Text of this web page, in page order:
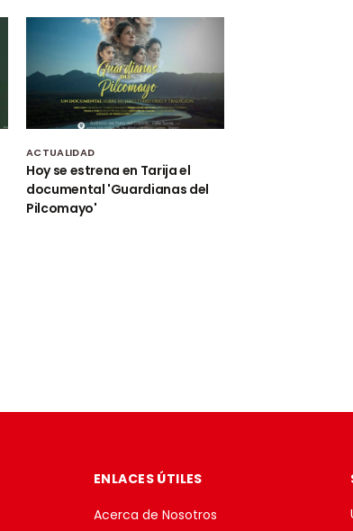
ACTUALIDAD
Hoy se estrena en Tarija el
documental 'Guardianas del
Pilcomayo'
ENLACES ÚTILES
Acerca de Nosotros